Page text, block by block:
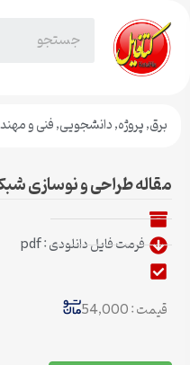
برق,پروژه,دانشجویی,فنی و
مقاله طراحی و نوسازی
فرمت فایل دانلودی : pdf
قیمت : 54,000